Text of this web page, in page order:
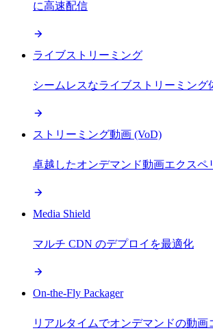
に高速配信
ライブストリーミング
シームレスなライブストリーミング
ストリーミング動画 (VoD)
卓越したオンデマンド動画エクスペ
Media Shield
マルチ CDN のデプロイを最適化
On-the-Fly Packager
リアルタイムでオンデマンドの動画